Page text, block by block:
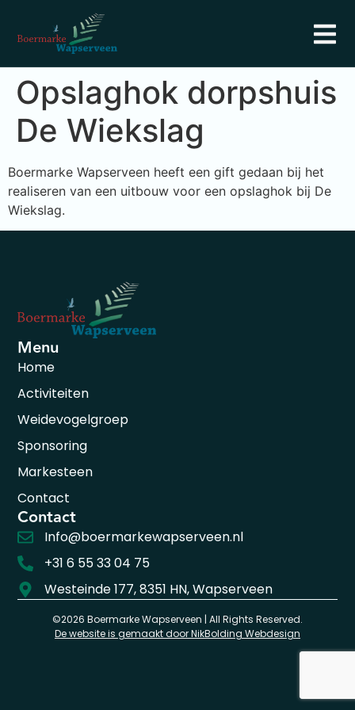
Opslaghok dorpshuis
De Wiekslag
Boermarke Wapserveen heeft een gift gedaan bij het
realiseren van een uitbouw voor een opslaghok bij De
Wiekslag.
Menu
Home
Activiteiten
Weidevogelgroep
Sponsoring
Markesteen
Contact
Contact
Info@boermarkewapserveen.nl
+31 6 55 33 04 75
Westeinde 177, 8351 HN, Wapserveen
©2026 Boermarke Wapserveen | All Rights Reserved.
De website is gemaakt door NikBolding Webdesign